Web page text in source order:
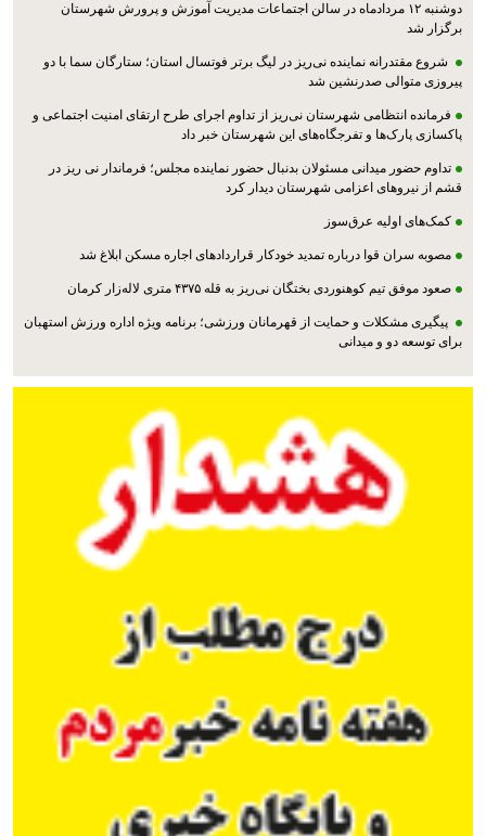
دوشنبه ۱۲ مردادماه در سالن اجتماعات مدیریت آموزش و پرورش شهرستان
برگزار شد
شروع مقتدرانه نماینده نی‌ریز در لیگ برتر فوتسال استان؛ ستارگان سما با دو
پیروزی متوالی صدرنشین شد
فرمانده انتظامی شهرستان نی‌ریز از تداوم اجرای طرح ارتقای امنیت اجتماعی و
پاکسازی پارک‌ها و تفرجگاه‌های این شهرستان خبر داد
تداوم حضور میدانی مسئولان بدنبال حضور نماینده مجلس؛ فرماندار نی ریز در
قشم از نیروهای اعزامی شهرستان دیدار کرد
کمک‌های اولیه عرق‌سوز
مصوبه سران قوا درباره تمدید خودکار قراردادهای اجاره مسکن ابلاغ شد
صعود موفق تیم کوهنوردی بختگان نی‌ریز به قله ۴۳۷۵ متری لاله‌زار کرمان
پیگیری مشکلات و حمایت از قهرمانان ورزشی؛ برنامه ویژه اداره ورزش استهبان
برای توسعه دو و میدانی